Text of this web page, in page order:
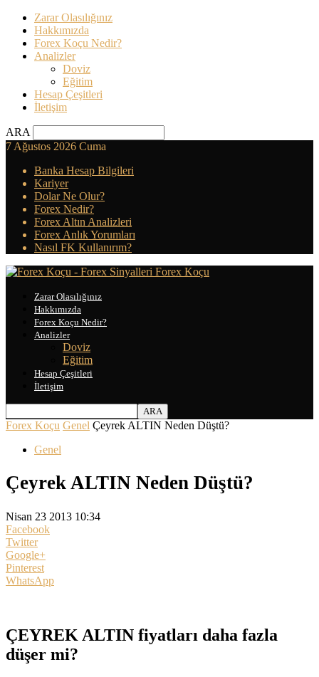
Zarar Olasılığınız
Hakkımızda
Forex Koçu Nedir?
Analizler
Doviz
Eğitim
Hesap Çeşitleri
İletişim
ARA
7 Ağustos 2026 Cuma
Banka Hesap Bilgileri
Kariyer
Dolar Ne Olur?
Forex Nedir?
Forex Altın Analizleri
Forex Anlık Yorumları
Nasıl FK Kullanırım?
Forex Koçu
Zarar Olasılığınız
Hakkımızda
Forex Koçu Nedir?
Analizler
Doviz
Eğitim
Hesap Çeşitleri
İletişim
Forex Koçu Genel Çeyrek ALTIN Neden Düştü?
Genel
Çeyrek ALTIN Neden Düştü?
Nisan 23 2013 10:34
Facebook
Twitter
Google+
Pinterest
WhatsApp
ÇEYREK ALTIN fiyatları daha fazla
düşer mi?